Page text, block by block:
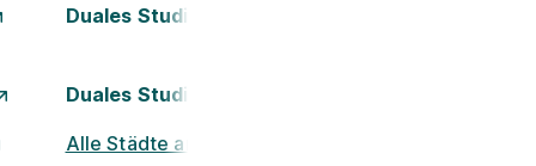
Duales Studium Kassel
Duales Studium München
Alle Städte ansehen